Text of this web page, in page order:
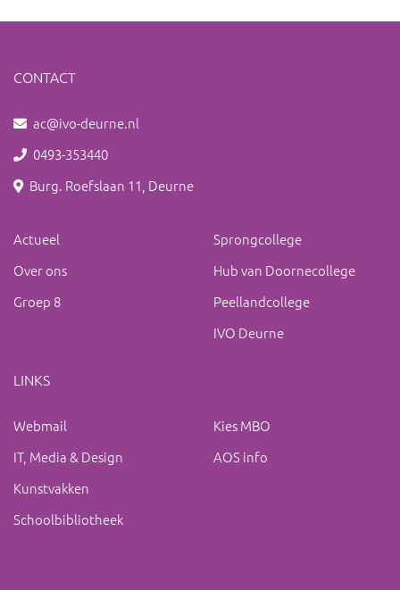
CONTACT
ac@ivo-deurne.nl
0493-353440
Burg. Roefslaan 11, Deurne
Actueel
Over ons
Groep 8
Sprongcollege
Hub van Doornecollege
Peellandcollege
IVO Deurne
LINKS
Webmail
IT, Media & Design
Kunstvakken
Schoolbibliotheek
Kies MBO
AOS info